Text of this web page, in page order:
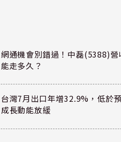
網通機會別錯過！中磊(5388)
能走多久？
台灣7月出口年增32.9%，低於
成長動能放緩